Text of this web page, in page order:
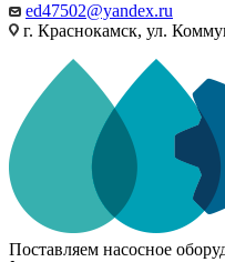
ed47502@yandex.ru
г. Краснокамск, ул.
Поставляем насосное